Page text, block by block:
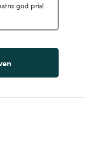
god pris!